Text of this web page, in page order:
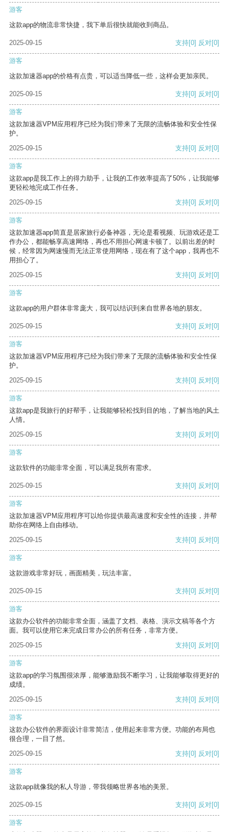
游客
这款app的物流非常快捷，我下单后很快就能收到商品。
2025-09-15 支持[0] 反对[0]
游客
这款加速器app的价格有点贵，可以适当降低一些，这样会更加亲民。
2025-09-15 支持[0] 反对[0]
游客
这款加速器VPM应用程序已经为我们带来了无限的流畅体验和安全性保
护。
2025-09-15
支持[0] 反对[0]
游客
这款app是我工作上的得力助手，让我的工作效率提高了50%，让我能够
更轻松地完成工作任务。
2025-09-15
支持[0] 反对[0]
游客
这款加速器app简直是居家旅行必备神器，无论是看视频、玩游戏还是工
作办公，都能畅享高速网络，再也不用担心网速卡顿了。以前出差的时
候，经常因为网速慢而无法正常使用网络，现在有了这个app，我再也不
用担心了。
2025-09-15
支持[0] 反对[0]
游客
这款app的用户群体非常庞大，我可以结识到来自世界各地的朋友。
2025-09-15 支持[0] 反对[0]
游客
这款加速器VPM应用程序已经为我们带来了无限的流畅体验和安全性保
护。
2025-09-15
支持[0] 反对[0]
游客
这款app是我旅行的好帮手，让我能够轻松找到目的地，了解当地的风土
人情。
2025-09-15
支持[0] 反对[0]
游客
这款软件的功能非常全面，可以满足我所有需求。
2025-09-15 支持[0] 反对[0]
游客
这款加速器VPM应用程序可以给你提供最高速度和安全性的连接，并帮
助你在网络上自由移动。
2025-09-15
支持[0] 反对[0]
游客
这款游戏非常好玩，画面精美，玩法丰富。
2025-09-15 支持[0] 反对[0]
游客
这款办公软件的功能非常全面，涵盖了文档、表格、演示文稿等各个方
面。我可以使用它来完成日常办公的所有任务，非常方便。
2025-09-15
支持[0] 反对[0]
游客
这款app的学习氛围很浓厚，能够激励我不断学习，让我能够取得更好的
成绩。
2025-09-15
支持[0] 反对[0]
游客
这款办公软件的界面设计非常简洁，使用起来非常方便。功能的布局也
很合理，一目了然。
2025-09-15
支持[0] 反对[0]
游客
这款app就像我的私人导游，带我领略世界各地的美景。
2025-09-15 支持[0] 反对[0]
游客